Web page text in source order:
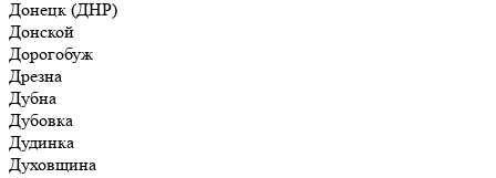
Донецк (ДНР)
Донской
Дорогобуж
Дрезна
Дубна
Дубовка
Дудинка
Духовщина